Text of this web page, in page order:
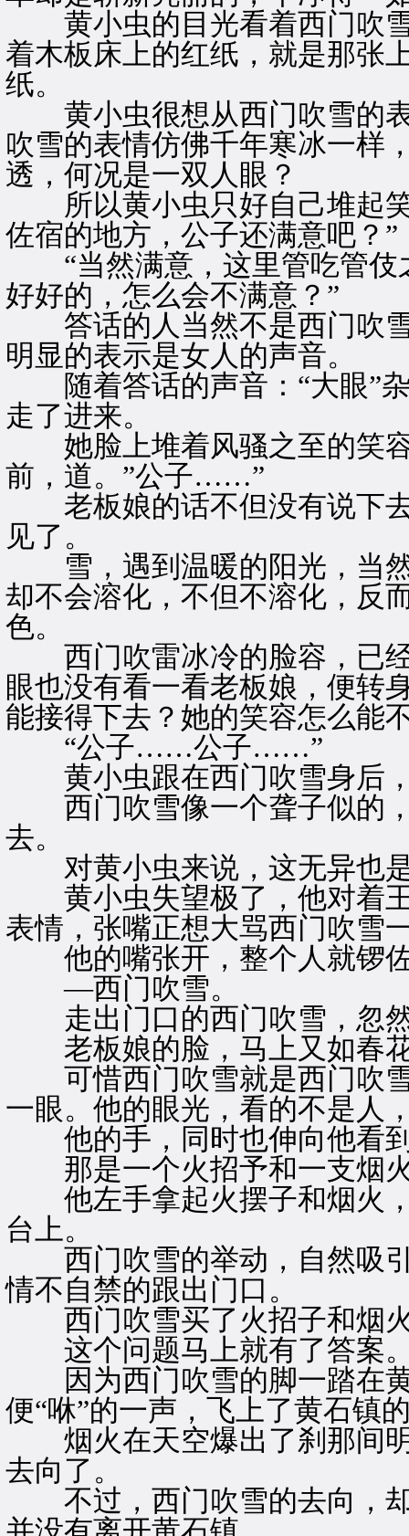
黄小虫的目光看着西门吹雪
着木板床上的红纸，就是那张
纸。
黄小虫很想从西门吹雪的表
吹雪的表情仿佛千年寒冰一样
透，何况是一双人眼？
所以黄小虫只好自己堆起笑
佐宿的地方，公子还满意吧？”
“当然满意，这里管吃管伎
好好的，怎么会不满意？”
答话的人当然不是西门吹雪
明显的表示是女人的声音。
随着答话的声音：“大眼”杂
走了进来。
她脸上堆着风骚之至的笑容
前，道。”公子……”
老板娘的话不但没有说下去
见了。
雪，遇到温暖的阳光，当然
却不会溶化，不但不溶化，反
色。
西门吹雷冰冷的脸容，已经
眼也没有看一看老板娘，便转
能接得下去？她的笑容怎么能
“公子……公子……”
黄小虫跟在西门吹雪身后
西门吹雪像一个聋子似的，
去。
对黄小虫来说，这无异也
黄小虫失望极了，他对着王
表情，张嘴正想大骂西门吹雪
他的嘴张开，整个人就锣佐
—西门吹雪。
走出门口的西门吹雪，忽然
老板娘的脸，马上又如春
可惜西门吹雪就是西门吹雪
一眼。他的眼光，看的不是人
他的手，同时也伸向他看
那是一个火招予和一支烟
他左手拿起火摆子和烟火，
台上。
西门吹雪的举动，自然吸引
情不自禁的跟出门口。
西门吹雪买了火招子和烟
这个问题马上就有了答案
因为西门吹雪的脚一踏在黄
便“咻”的一声，飞上了黄石镇
烟火在天空爆出了刹那间明
去向了。
不过，西门吹雪的去向，却